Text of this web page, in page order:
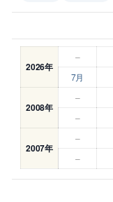
2026年
–
7月
2008年
–
–
2007年
–
–